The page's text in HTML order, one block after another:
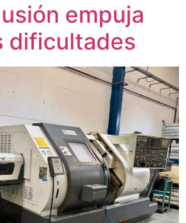
empuja
dificultades